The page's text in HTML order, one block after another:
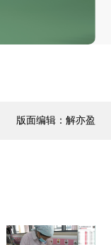
版面编辑：解亦盈